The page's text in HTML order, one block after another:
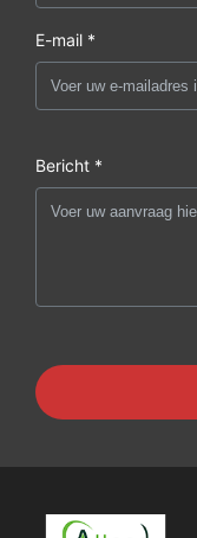
E-mail *
Bericht *